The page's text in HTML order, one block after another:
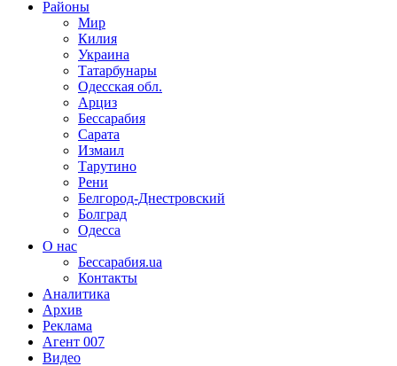
Районы
Мир
Килия
Украина
Татарбунары
Одесская обл.
Арциз
Бессарабия
Сарата
Измаил
Тарутино
Рени
Белгород-Днестровский
Болград
Одесса
О нас
Бессарабия.ua
Контакты
Аналитика
Архив
Реклама
Агент 007
Видео